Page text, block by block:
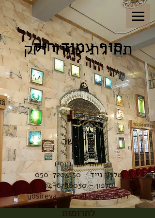
תחילת עמוד ריק
סוף עמוד ריק
צור קשר
רווח יוסף (יוסי)
טלפון נייד - 050-7204150
טלפון -04-6790030
דוא"ל -yosireva @ gmail.com
לתרומות